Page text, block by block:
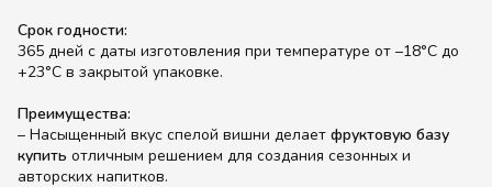
Срок годности:
365 дней с даты изготовления при температуре от –18°C до
+23°C в закрытой упаковке.
Преимущества:
– Насыщенный вкус спелой вишни делает фруктовую базу
купить отличным решением для создания сезонных и
авторских напитков.